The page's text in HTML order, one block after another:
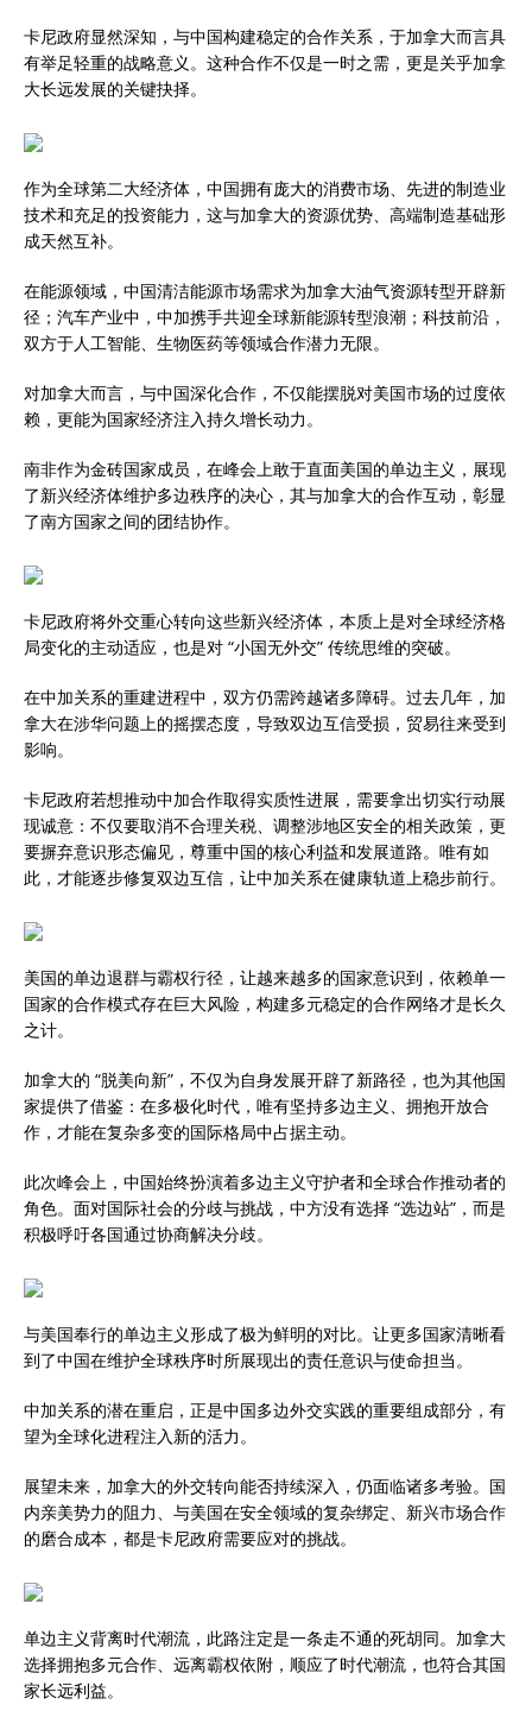
卡尼政府显然深知，与中国构建稳定的合作关系，于加拿大而言具
有举足轻重的战略意义。这种合作不仅是一时之需，更是关乎加拿
大长远发展的关键抉择。
作为全球第二大经济体，中国拥有庞大的消费市场、先进的制造业
技术和充足的投资能力，这与加拿大的资源优势、高端制造基础形
成天然互补。
在能源领域，中国清洁能源市场需求为加拿大油气资源转型开辟新
径；汽车产业中，中加携手共迎全球新能源转型浪潮；科技前沿，
双方于人工智能、生物医药等领域合作潜力无限。
对加拿大而言，与中国深化合作，不仅能摆脱对美国市场的过度依
赖，更能为国家经济注入持久增长动力。
南非作为金砖国家成员，在峰会上敢于直面美国的单边主义，展现
了新兴经济体维护多边秩序的决心，其与加拿大的合作互动，彰显
了南方国家之间的团结协作。
卡尼政府将外交重心转向这些新兴经济体，本质上是对全球经济格
局变化的主动适应，也是对 “小国无外交” 传统思维的突破。
在中加关系的重建进程中，双方仍需跨越诸多障碍。过去几年，加
拿大在涉华问题上的摇摆态度，导致双边互信受损，贸易往来受到
影响。
卡尼政府若想推动中加合作取得实质性进展，需要拿出切实行动展
现诚意：不仅要取消不合理关税、调整涉地区安全的相关政策，更
要摒弃意识形态偏见，尊重中国的核心利益和发展道路。唯有如
此，才能逐步修复双边互信，让中加关系在健康轨道上稳步前行。
美国的单边退群与霸权行径，让越来越多的国家意识到，依赖单一
国家的合作模式存在巨大风险，构建多元稳定的合作网络才是长久
之计。
加拿大的 “脱美向新”，不仅为自身发展开辟了新路径，也为其他国
家提供了借鉴：在多极化时代，唯有坚持多边主义、拥抱开放合
作，才能在复杂多变的国际格局中占据主动。
此次峰会上，中国始终扮演着多边主义守护者和全球合作推动者的
角色。面对国际社会的分歧与挑战，中方没有选择 “选边站”，而是
积极呼吁各国通过协商解决分歧。
与美国奉行的单边主义形成了极为鲜明的对比。让更多国家清晰看
到了中国在维护全球秩序时所展现出的责任意识与使命担当。
中加关系的潜在重启，正是中国多边外交实践的重要组成部分，有
望为全球化进程注入新的活力。
展望未来，加拿大的外交转向能否持续深入，仍面临诸多考验。国
内亲美势力的阻力、与美国在安全领域的复杂绑定、新兴市场合作
的磨合成本，都是卡尼政府需要应对的挑战。
单边主义背离时代潮流，此路注定是一条走不通的死胡同。加拿大
选择拥抱多元合作、远离霸权依附，顺应了时代潮流，也符合其国
家长远利益。